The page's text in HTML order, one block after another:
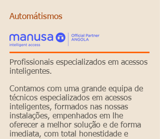
Automátismos
Profissionais especializados em acessos
inteligentes.
Contamos com uma grande equipa de
técnicos especializados em acessos
inteligentes, formados nas nossas
instalações, empenhados em lhe
oferecer a melhor solução e de forma
imediata, com total honestidade e